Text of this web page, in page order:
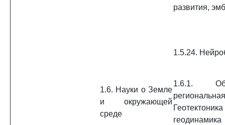
развития,
1.5.24.
1.6. Науки о Земле
и окружающей
среде
1.6.1.
геодинамика